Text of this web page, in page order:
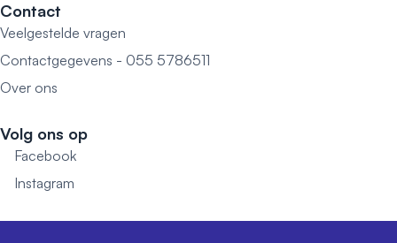
Contact
Veelgestelde vragen
Contactgegevens - 055 5786511
Over ons
Volg ons op
Facebook
Instagram